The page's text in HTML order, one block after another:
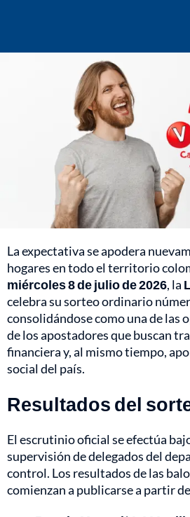
La expectativa se apodera
hogares en todo el territorio
miércoles 8 de julio de 2026, la
celebra su sorteo ordinario
consolidándose como una de las
de los apostadores que buscan
financiera y, al mismo tiempo,
social del país.
Resultados del
El escrutinio oficial se efectúa
supervisión de delegados del
control. Los resultados de las
comienzan a publicarse a partir